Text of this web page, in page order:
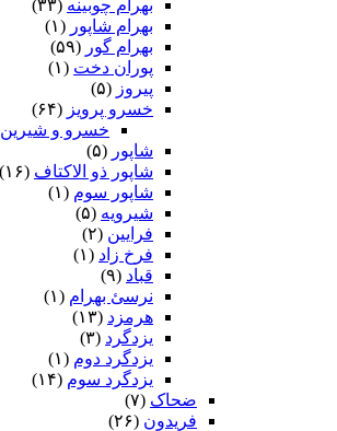
بهرام چوبینه (۳۳)
بهرام شاپور (۱)
بهرام گور (۵۹)
پوران دخت (۱)
پیروز (۵)
خسرو پرویز (۶۴)
خسرو و شیرین
شاپور (۵)
شاپور ذو الاکتاف (۱۶)
شاپور سوم‏ (۱)
شیرویه (۵)
فرایین (۲)
فرخ زاد (۱)
قباد (۹)
نرسئ بهرام‏ (۱)
هرمزد (۱۳)
یزدگرد (۳)
یزدگرد دوم (۱)
یزدگرد سوم (۱۴)
ضحاک (۷)
فریدون (۲۶)